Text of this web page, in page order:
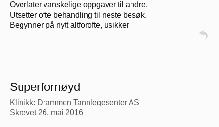
Overlater vanskelige oppgaver til andre.
Utsetter ofte behandling til neste besøk.
Begynner på nytt altforofte, usikker
Superfornøyd
Klinikk: Drammen Tannlegesenter AS
Skrevet 26. mai 2016